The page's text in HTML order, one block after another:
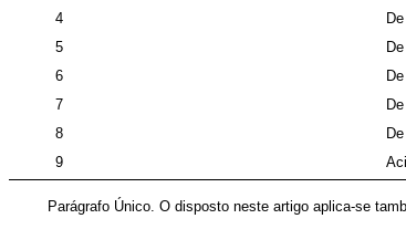
4
5
6
7
8
9
Parágrafo Único. O disposto neste artigo aplica-se